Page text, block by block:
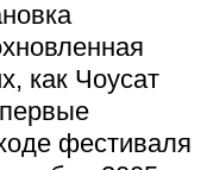
как Чоусат
фестиваля